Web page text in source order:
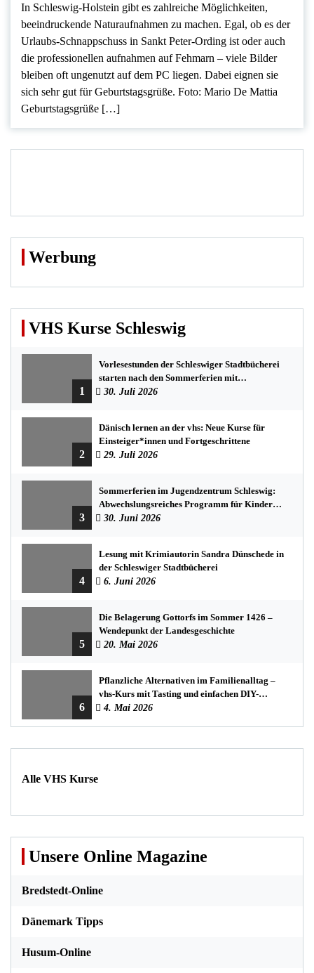
In Schleswig-Holstein gibt es zahlreiche Möglichkeiten,
beeindruckende Naturaufnahmen zu machen. Egal, ob es der
Urlaubs-Schnappschuss in Sankt Peter-Ording ist oder auch
die professionellen aufnahmen auf Fehmarn – viele Bilder
bleiben oft ungenutzt auf dem PC liegen. Dabei eignen sie
sich sehr gut für Geburtstagsgrüße. Foto: Mario De Mattia
Geburtstagsgrüße […]
Werbung
VHS Kurse Schleswig
1
Vorlesestunden der Schleswiger Stadtbücherei
starten nach den Sommerferien mit
spannenden Geschichten
30. Juli 2026
2
Dänisch lernen an der vhs: Neue Kurse für
Einsteiger*innen und Fortgeschrittene
29. Juli 2026
3
Sommerferien im Jugendzentrum Schleswig:
Abwechslungsreiches Programm für Kinder
und Jugendliche
30. Juni 2026
4
Lesung mit Krimiautorin Sandra Dünschede in
der Schleswiger Stadtbücherei
6. Juni 2026
5
Die Belagerung Gottorfs im Sommer 1426 –
Wendepunkt der Landesgeschichte
20. Mai 2026
6
Pflanzliche Alternativen im Familienalltag –
vhs-Kurs mit Tasting und einfachen DIY-
Rezepten
4. Mai 2026
Alle VHS Kurse
Unsere Online Magazine
Bredstedt-Online
Dänemark Tipps
Husum-Online